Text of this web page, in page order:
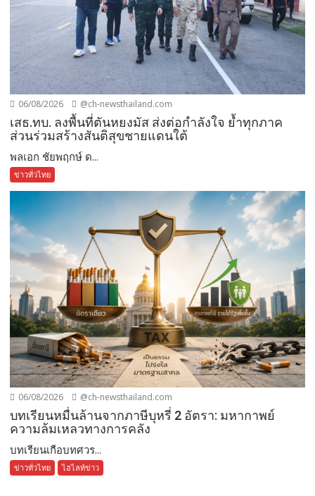
06/08/2026 @ch-newsthailand.com
เสธ.ทบ. ลงพื้นที่ตันหยงมัส ส่งต่อกำลังใจ ย้ำทุกภาค
ส่วนร่วมสร้างสันติสุขชายแดนใต้
พลเอก ชัยพฤกษ์ ด...
ข่าวทั่วไทย
06/08/2026 @ch-newsthailand.com
บทเรียนหมื่นล้านจากภาษีบุหรี่ 2 อัตรา: มหากาพย์
ความล้มเหลวทางการคลัง
บทเรียนเกือบทศวร...
ข่าวทั่วไทย ไฮไลท์ข่าว